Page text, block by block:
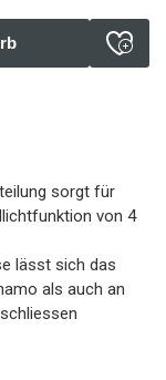
sorgt für
von 4
lässt sich das
als auch an